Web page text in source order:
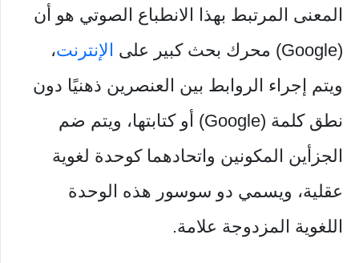
المعنى المرتبط بهذا الانطباع الصوتي هو أن
(Google) محرك بحث كبير على
الإنترنت،
ويتم إجراء الروابط بين العنصرين ذهنيًا دون
نطق كلمة (Google) أو كتابتها، ويتم ضم
الجزأين المكونين واتحادهما كوحدة لغوية
عقلية، ويسمي دو سوسور هذه الوحدة
اللغوية المزدوجة علامة.